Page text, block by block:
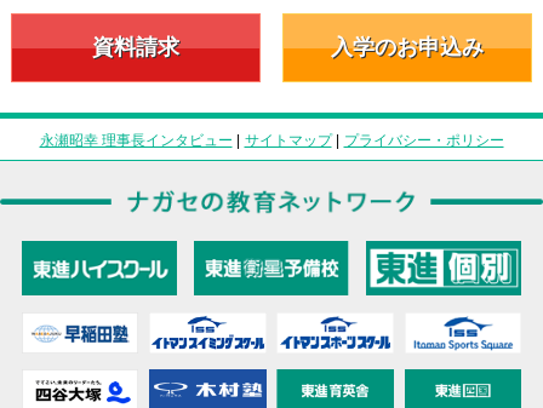
資料請求 入学のお申込み
永瀬昭幸 理事長インタビュー | サイトマップ| プライバシー・ポリシー